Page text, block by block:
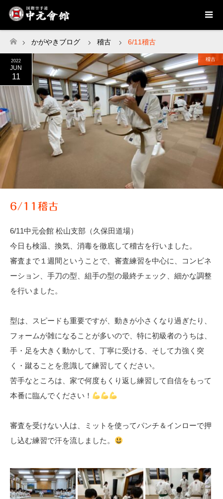
ホーム
かがやきブログ 稽古 6/11稽古
2022
JUN
11
稽古
6/11稽古
6/11中元会館 松山支部（久保田道場）
今日も検温、換気、消毒を徹底して稽古を行いました。
審査まで１週間ということで、審査練習を中心に、コンビネ
ーション、手刀の型、組手の型の最終チェック、細かな調整
を行いました。
型は、スピードも重要ですが、動きが小さくなり過ぎたり、
フォームが雑になることが多いので、特に初級者のうちは、
手・足を大きく動かして、丁寧に受ける、そして力強く突
く・蹴ることを意識して練習してください。
苦手なところは、家で何度もくり返し練習して自信をもって
本番に臨んでください！
審査を受けない人は、ミットを使ってパンチ＆インローで押
し込む練習で汗を流しました。